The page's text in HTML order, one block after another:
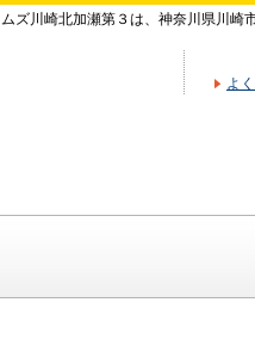
ズ川崎北加瀬第３は、神奈川県川崎
よ